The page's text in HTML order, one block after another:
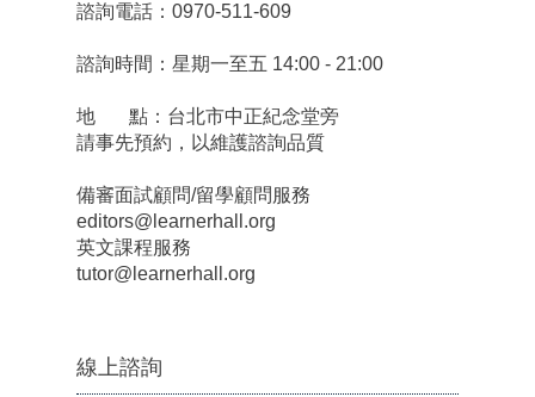
諮詢電話：0970-511-609
諮詢時間：星期一至五 14:00 - 21:00
地 點：台北市中正紀念堂旁
請事先預約，以維護諮詢品質
備審面試顧問/留學顧問服務
editors@learnerhall.org
英文課程服務
tutor@learnerhall.org
線上諮詢